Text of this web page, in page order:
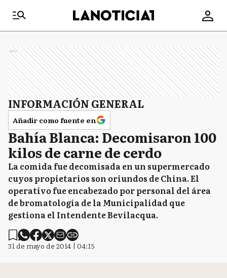
Ads
INFORMACIÓN GENERAL
Añadir como fuente en
Bahía Blanca: Decomisaron 100
kilos de carne de cerdo
La comida fue decomisada en un supermercado
cuyos propietarios son oriundos de China. El
operativo fue encabezado por personal del área
de bromatología de la Municipalidad que
gestiona el Intendente Bevilacqua.
31 de mayo de 2014 | 04:15